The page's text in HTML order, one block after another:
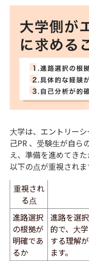
大学は、エントリー
己PR 、受験生が自ら
え、準備を進めてきた
以下の点が重視されま
重視され
る点
進路選択
の根拠が
明確であ
るか
進路を選
的で、大
する理解
ます。